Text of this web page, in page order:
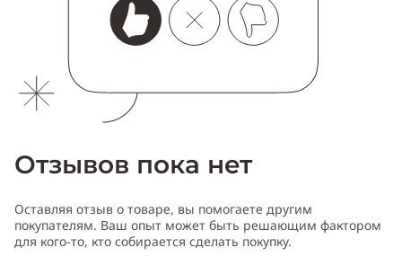
Отзывов пока нет
Оставляя отзыв о товаре, вы помогаете другим
покупателям. Ваш опыт может быть решающим фактором
для кого-то, кто собирается сделать покупку.